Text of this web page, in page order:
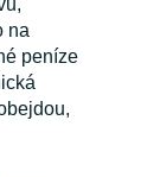
na
peníze